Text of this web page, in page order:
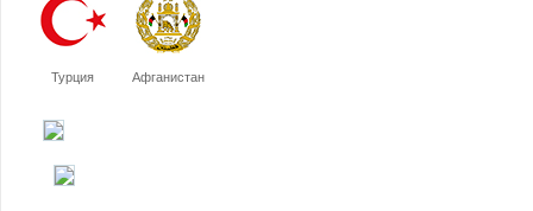
Турция Афганистан